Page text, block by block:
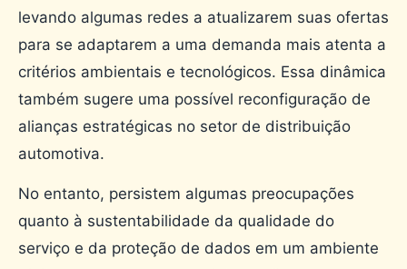
levando algumas redes a atualizarem suas ofertas
para se adaptarem a uma demanda mais atenta a
critérios ambientais e tecnológicos. Essa dinâmica
também sugere uma possível reconfiguração de
alianças estratégicas no setor de distribuição
automotiva.
No entanto, persistem algumas preocupações
quanto à sustentabilidade da qualidade do
serviço e da proteção de dados em um ambiente